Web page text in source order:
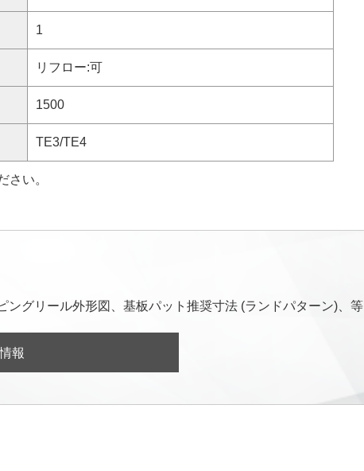
1
リフロー:可
1500
TE3/TE4
さい。
ングリール外形図、基板パット推奨寸法 (ランドパターン)、等
報